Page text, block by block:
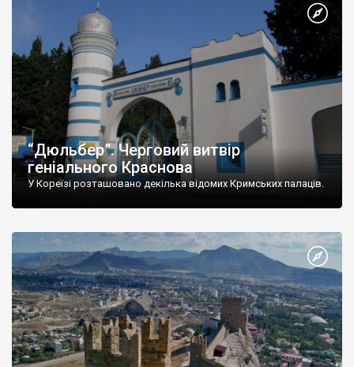
“Дюльбер”. Черговий витвір
геніального Краснова
У Кореїзі розташовано декілька відомих Кримських палаців.